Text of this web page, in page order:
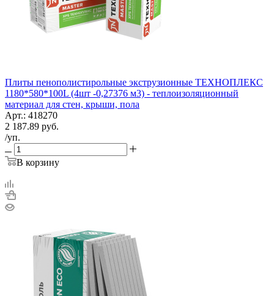
Плиты пенополистирольные экструзионные ТЕХНОПЛЕКС
1180*580*100L (4шт -0,27376 м3) - теплоизоляционный
материал для стен, крыши, пола
Арт.: 418270
2 187.89 руб.
/уп.
В корзину